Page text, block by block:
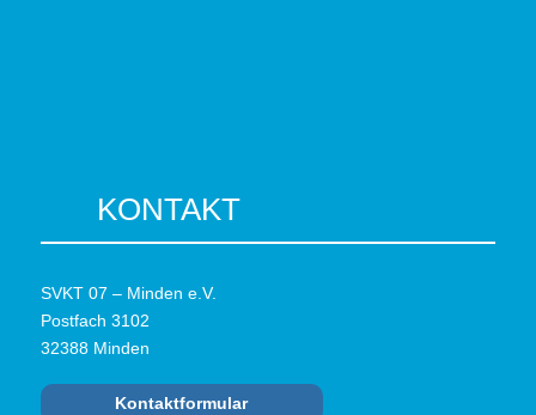
KONTAKT
SVKT 07 – Minden e.V.
Postfach 3102
32388 Minden
Kontaktformular